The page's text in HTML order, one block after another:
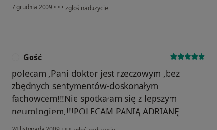
7 grudnia 2009 • • • w opinii użytkownika Konto zostało usunięte
zgłoś nadużycie
Gość
polecam ,Pani doktor jest rzeczowym ,bez
zbędnych sentymentów-doskonałym
fachowcem!!!Nie spotkałam się z lepszym
neurologiem,!!!POLECAM PANIĄ ADRIANĘ
w opinii użytkownika Gość